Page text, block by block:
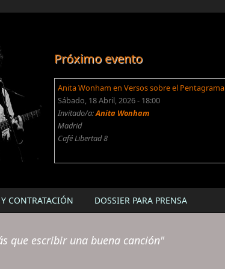
Próximo evento
Anita Wonham en Versos sobre el Pentagrama
Sábado, 18 Abril, 2026 - 18:00
Invitado/a:Anita Wonham
Madrid
Café Libertad 8
CONTRATACIÓN DOSSIER PARA PRENSA
que escribir una buena canción"